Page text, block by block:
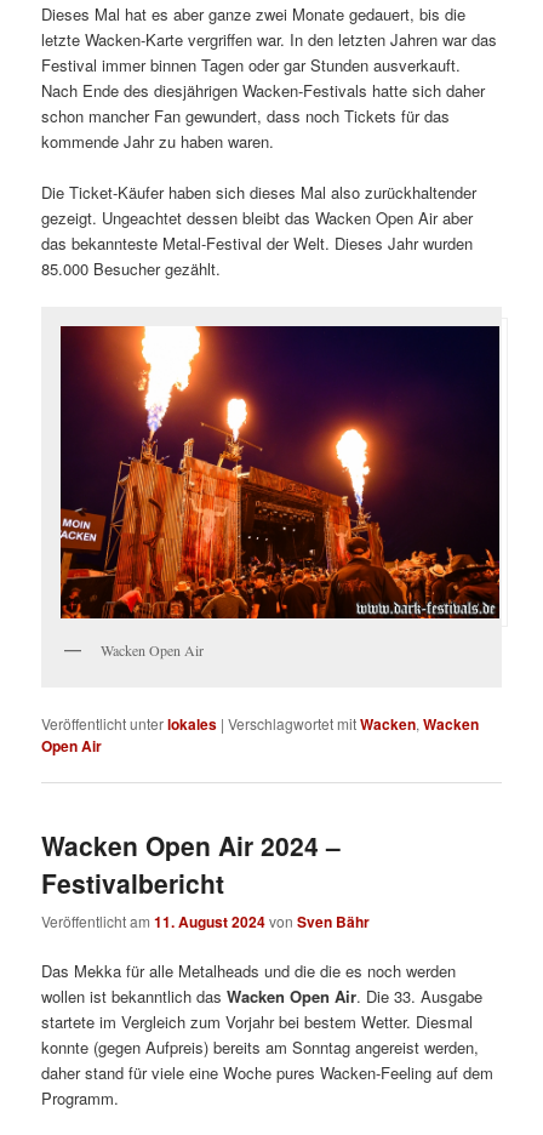
Dieses Mal hat es aber ganze zwei Monate gedauert, bis die
letzte Wacken-Karte vergriffen war. In den letzten Jahren war das
Festival immer binnen Tagen oder gar Stunden ausverkauft.
Nach Ende des diesjährigen Wacken-Festivals hatte sich daher
schon mancher Fan gewundert, dass noch Tickets für das
kommende Jahr zu haben waren.
Die Ticket-Käufer haben sich dieses Mal also zurückhaltender
gezeigt. Ungeachtet dessen bleibt das Wacken Open Air aber
das bekannteste Metal-Festival der Welt. Dieses Jahr wurden
85.000 Besucher gezählt.
Wacken Open Air
Veröffentlicht unterlokales |Verschlagwortet mitWacken,Wacken
Open Air
Wacken Open Air 2024 –
Festivalbericht
Veröffentlicht am11. August 2024vonSven Bähr
Das Mekka für alle Metalheads und die die es noch werden
wollen ist bekanntlich dasWacken Open Air. Die 33. Ausgabe
startete im Vergleich zum Vorjahr bei bestem Wetter. Diesmal
konnte (gegen Aufpreis) bereits am Sonntag angereist werden,
daher stand für viele eine Woche pures Wacken-Feeling auf dem
Programm.